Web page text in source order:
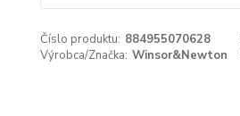
Číslo produktu: 884955070628
Výrobca/Značka: Winsor&Newton